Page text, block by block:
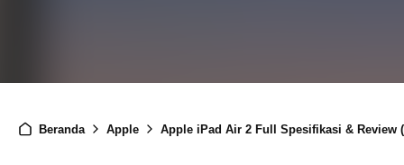
Beranda Apple Apple iPad Air 2 Full Spesifikasi & Review (Kekurangan, Kelebihan